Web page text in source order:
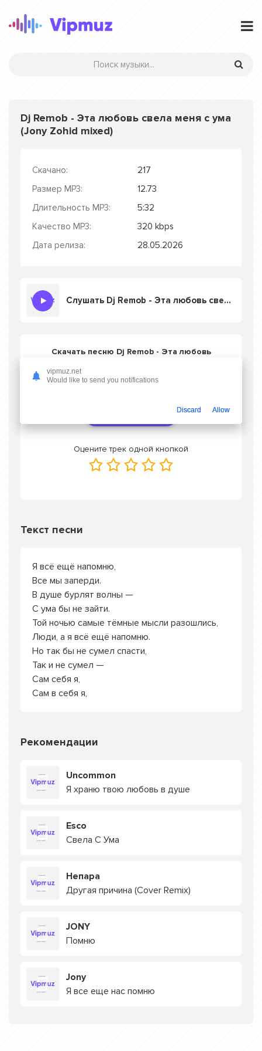
Dj Remob - Эта любовь свела меня с ума
(Jony Zohid mixed)
Скачано:
217
Размер MP3:
12.73
Длительность MP3:
5:32
Качество MP3:
320 kbps
Дата релиза:
28.05.2026
Слушать Dj Remob - Эта любовь свела меня с ума (Jony Zohid mixed)
Скачать песню Dj Remob - Эта любовь
или слушать онлайн бесплатно
Оцените трек одной кнопкой
Текст песни
Я всё ещё напомню,
Все мы заперди.
В душе бурлят волны —
С ума бы не зайти.
Той ночью самые тёмные мысли разошлись,
Люди, а я всё ещё напомню.
Но так бы не сумел спасти,
Так и не сумел —
Сам себя я,
Сам в себя я,
Рекомендации
Uncommon
Я храню твою любовь в душе
Esco
Свела С Ума
Непара
Другая причина (Cover Remix)
JONY
Помню
Jony
Я все еще нас помню
vipmuz.net
Would like to send you notifications
Discard Allow